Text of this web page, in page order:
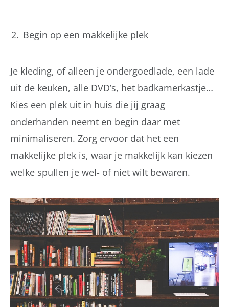
Begin op een makkelijke plek
Je kleding, of alleen je ondergoedlade, een lade
uit de keuken, alle DVD’s, het badkamerkastje…
Kies een plek uit in huis die jij graag
onderhanden neemt en begin daar met
minimaliseren. Zorg ervoor dat het een
makkelijke plek is, waar je makkelijk kan kiezen
welke spullen je wel- of niet wilt bewaren.